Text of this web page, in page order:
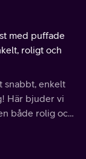
med puffade
roligt och
snabbt, enkelt
Här bjuder vi
både rolig och